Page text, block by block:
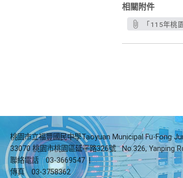
相關附件
「115年桃
桃園市立福豐國民中學Taoyuan Municipal Fu-Fong
33070 桃園市桃園區延平路326號
No.326, Yanping
聯絡電話
03-3669547 |
傳真
03-3758362